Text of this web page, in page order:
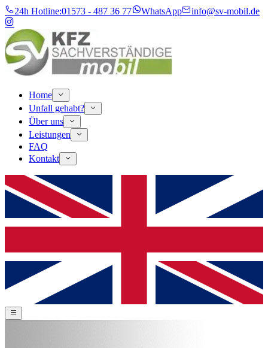
24h Hotline:01573 - 487 36 77 WhatsApp info@sv-mobil.de
Home
Unfall gehabt?
Über uns
Leistungen
FAQ
Kontakt